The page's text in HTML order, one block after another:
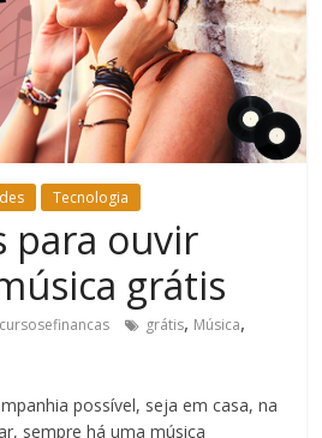
Tecnologia
para ouvir
grátis
cursosefinancas grátis, Música,
possível, seja em casa, na
sempre há uma música